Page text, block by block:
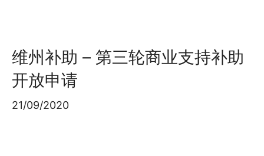
维州补助 – 第三轮商业支持补助
开放申请
21/09/2020